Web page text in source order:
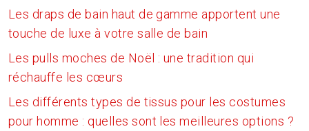
Les draps de bain haut de gamme apportent une
touche de luxe à votre salle de bain
Les pulls moches de Noël : une tradition qui
réchauffe les cœurs
Les différents types de tissus pour les costumes
pour homme : quelles sont les meilleures options ?